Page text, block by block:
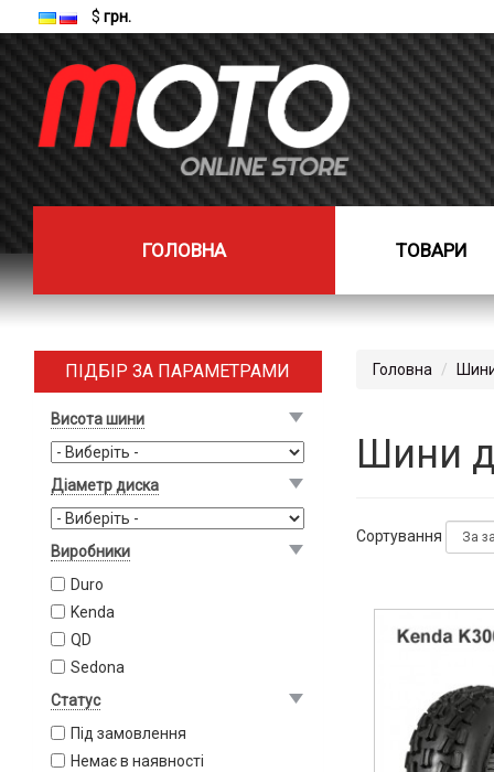
$ грн.
ГОЛОВНА ТОВАРИ
ПІДБІР ЗА ПАРАМЕТРАМИ
Висота шини
Діаметр диска
Виробники
Duro
Kenda
QD
Sedona
Статус
Під замовлення
Немає в наявності
Головна
Шини
Сортування